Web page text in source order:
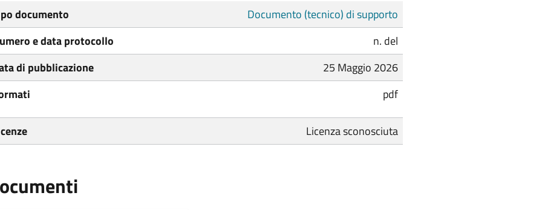
documento
Documento (tecnico) di supporto
e data protocollo
n. del
di pubblicazione
25 Maggio 2026
pdf
Licenza sconosciuta